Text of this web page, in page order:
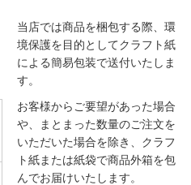
当店では商品を梱包する際、環
境保護を目的としてクラフト紙
による簡易包装で送付いたしま
す。
お客様からご要望があった場合
や、まとまった数量のご注文を
いただいた場合を除き、クラフ
ト紙または紙袋で商品外箱を包
んでお届けいたします。